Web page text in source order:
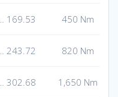
169.53 450 Nm
243.72 820 Nm
302.68 1,650 Nm